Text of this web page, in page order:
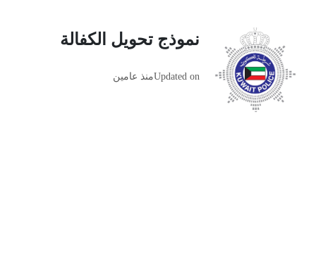
نموذج تحويل الكفالة
Updated onمنذ عامين